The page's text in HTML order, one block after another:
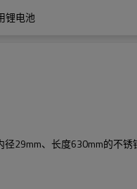
锂电池
、长度630mm的不